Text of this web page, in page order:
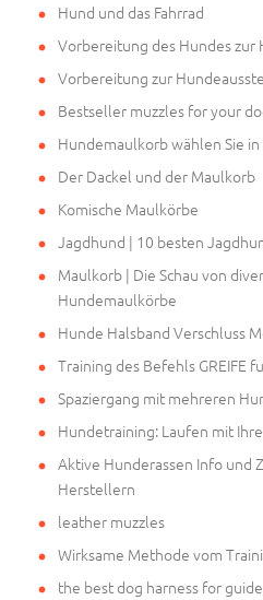
Hund und das Fahrrad
Vorbereitung des Hundes zur
Vorbereitung zur
Bestseller muzzles for your
Hundemaulkorb wählen Sie
Der Dackel und der Maulkorb
Komische Maulkörbe
Jagdhund | 10 besten
Maulkorb | Die Schau von
Hundemaulkörbe
Hunde Halsband Verschluss
Training des Befehls GREIFE
Spaziergang mit mehreren
Hundetraining: Laufen mit
Aktive Hunderassen Info und
Herstellern
leather muzzles
Wirksame Methode vom
the best dog harness for